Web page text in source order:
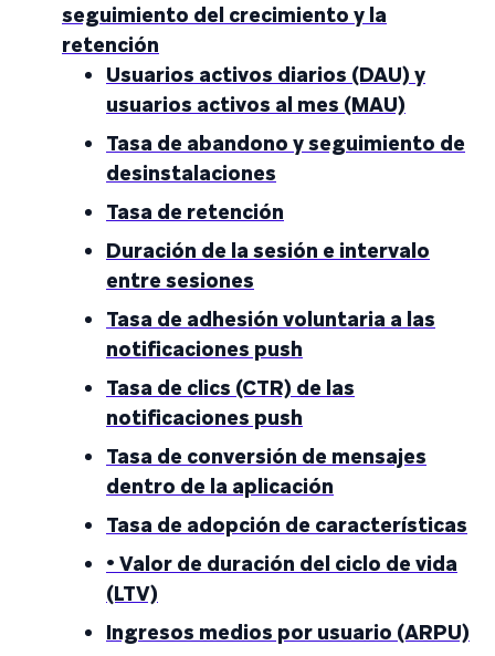
seguimiento del crecimiento y la
retención
Usuarios activos diarios (DAU) y
usuarios activos al mes (MAU)
Tasa de abandono y seguimiento de
desinstalaciones
Tasa de retención
Duración de la sesión e intervalo
entre sesiones
Tasa de adhesión voluntaria a las
notificaciones push
Tasa de clics (CTR) de las
notificaciones push
Tasa de conversión de mensajes
dentro de la aplicación
Tasa de adopción de características
• Valor de duración del ciclo de vida
(LTV)
Ingresos medios por usuario (ARPU)